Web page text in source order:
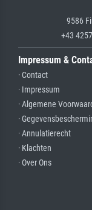
9586
+43
Impressum &
· Contact
· Impressum
· Algemene
·
· Annulatierecht
· Klachten
· Over Ons